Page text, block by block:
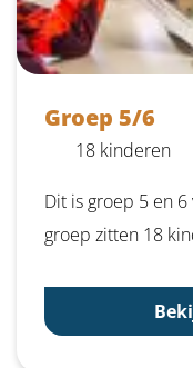
Groep 5/6
18 kinderen
Dit is groep 5 en
groep zitten 18